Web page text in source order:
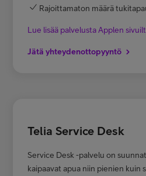
Rajoittamaton määrä
Lue lisää palvelusta Applen
Jätä yhteydenottopyyntö
Telia Service Desk
Service Desk -palvelu on
kaipaavat apua niin pienien